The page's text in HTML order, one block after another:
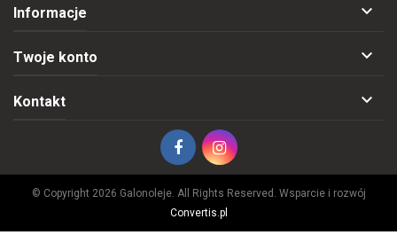
Informacje 
Twoje konto 
Kontakt 
© Copyright 2026 Galonoleje. All Rights Reserved. Wsparcie i rozwój
Convertis.pl